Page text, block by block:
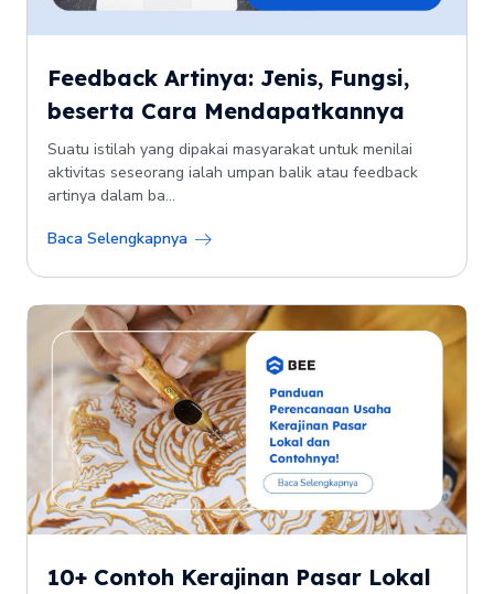
Feedback Artinya: Jenis, Fungsi,
beserta Cara Mendapatkannya
Suatu istilah yang dipakai masyarakat untuk menilai
aktivitas seseorang ialah umpan balik atau feedback
artinya dalam ba...
Baca Selengkapnya
10+ Contoh Kerajinan Pasar Lokal